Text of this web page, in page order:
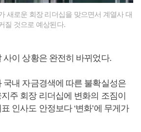
새로운 회장 리더십을 맞으면서 계열사 대
질 것으로 예상된다.
사이 상황은 완전히 바뀌었다.
국내 자금경색에 따른 불확실성은
주 회장 리더십에 변화의 조짐이
인사도 안정보다 ‘변화’에 무게가